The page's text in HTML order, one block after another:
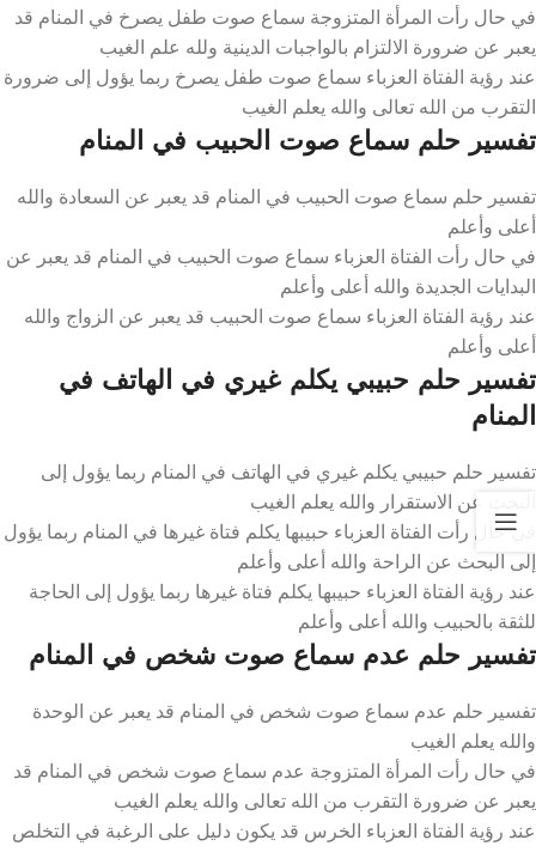
في حال رأت المرأة المتزوجة سماع صوت طفل يصرخ في المنام قد
يعبر عن ضرورة الالتزام بالواجبات الدينية ولله علم الغيب
عند رؤية الفتاة العزباء سماع صوت طفل يصرخ ربما يؤول إلى ضرورة
التقرب من الله تعالى والله يعلم الغيب
تفسير حلم سماع صوت الحبيب في المنام
تفسير حلم سماع صوت الحبيب في المنام قد يعبر عن السعادة والله
أعلى وأعلم
في حال رأت الفتاة العزباء سماع صوت الحبيب في المنام قد يعبر عن
البدايات الجديدة والله أعلى وأعلم
عند رؤية الفتاة العزباء سماع صوت الحبيب قد يعبر عن الزواج والله
أعلى وأعلم
تفسير حلم حبيبي يكلم غيري في الهاتف في
المنام
تفسير حلم حبيبي يكلم غيري في الهاتف في المنام ربما يؤول إلى
البحث عن الاستقرار والله يعلم الغيب
في حال رأت الفتاة العزباء حبيبها يكلم فتاة غيرها في المنام ربما يؤول
إلى البحث عن الراحة والله أعلى وأعلم
عند رؤية الفتاة العزباء حبيبها يكلم فتاة غيرها ربما يؤول إلى الحاجة
للثقة بالحبيب والله أعلى وأعلم
تفسير حلم عدم سماع صوت شخص في المنام
تفسير حلم عدم سماع صوت شخص في المنام قد يعبر عن الوحدة
والله يعلم الغيب
في حال رأت المرأة المتزوجة عدم سماع صوت شخص في المنام قد
يعبر عن ضرورة التقرب من الله تعالى والله يعلم الغيب
عند رؤية الفتاة العزباء الخرس قد يكون دليل على الرغبة في التخلص